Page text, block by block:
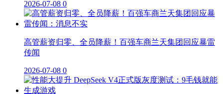
2026-07-08 0
高管薪资归零、全员降薪！百强车商兰天集团回应暴雷
传闻
2026-07-08 0